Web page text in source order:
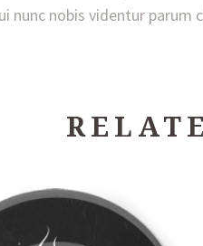
nunc nobis videntur parum